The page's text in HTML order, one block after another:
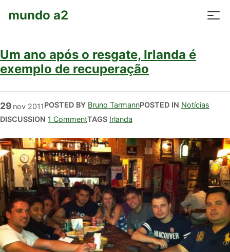
mundo a2
Um ano após o resgate, Irlanda é
exemplo de recuperação
29 nov 2011POSTED BY Bruno TarmannPOSTED IN Notícias
DISCUSSION 1 CommentTAGS Irlanda